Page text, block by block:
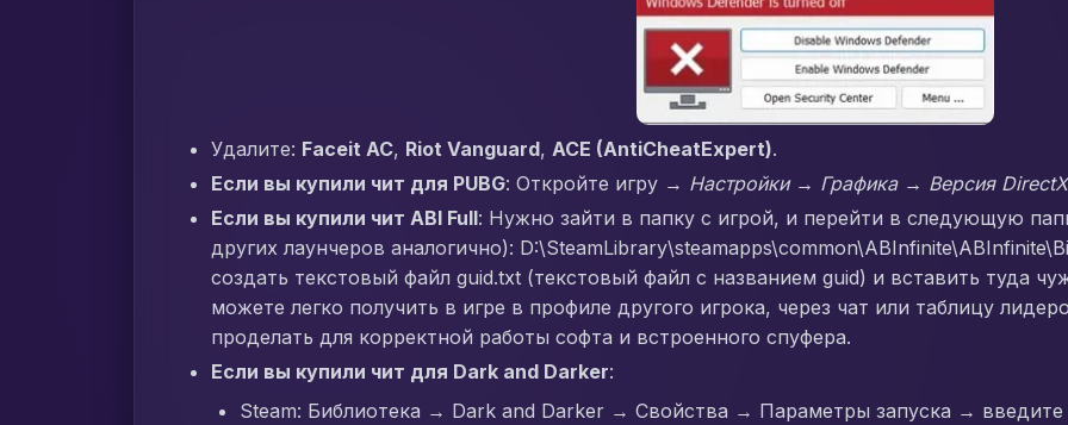
Удалите: Faceit AC, Riot Vanguard, ACE (AntiCheatExpert).
Если вы купили чит для PUBG: Откройте игру → Настройки → Графика → Версия DirectX
Если вы купили чит ABI Full: Нужно зайти в папку с игрой, и перейти в следующую
других лаунчеров аналогично):
создать текстовый файл guid.txt (текстовый файл с названием guid) и вставить туда
можете легко получить в игре в профиле другого игрока, через чат или таблицу
проделать для корректной работы софта и встроенного спуфера.
Если вы купили чит для Dark and Darker:
Steam: Библиотека → Dark and Darker → Свойства → Параметры запуска → введите